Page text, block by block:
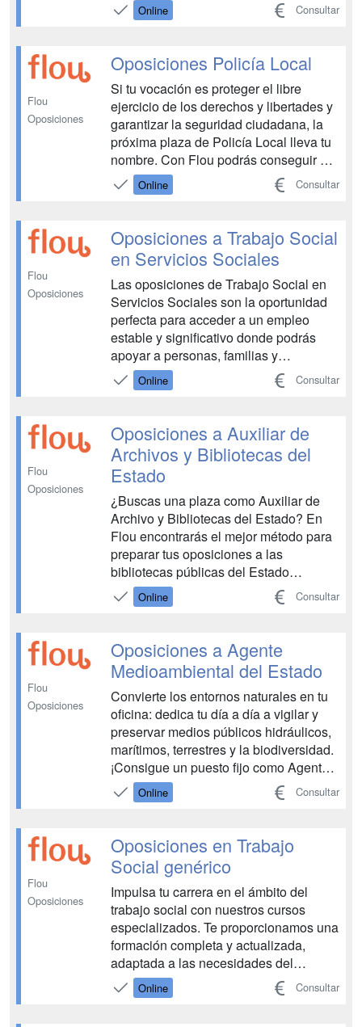
Online Consultar
Flou
Oposiciones
Oposiciones Policía Local
Si tu vocación es proteger el libre
ejercicio de los derechos y libertades y
garantizar la seguridad ciudadana, la
próxima plaza de Policía Local lleva tu
nombre. Con Flou podrás conseguir el
trabajo que buscas y disfrutar de por
vida de la estabilidad de un puesto en
Online Consultar
Flou
Oposiciones
Oposiciones a Trabajo Social
en Servicios Sociales
Las oposiciones de Trabajo Social en
Servicios Sociales son la oportunidad
perfecta para acceder a un empleo
estable y significativo donde podrás
apoyar a personas, familias y
comunidades en situación de
vulnerabilidad. ¡Prepárate ya con Flou y
Online Consultar
Flou
Oposiciones
Oposiciones a Auxiliar de
Archivos y Bibliotecas del
Estado
¿Buscas una plaza como Auxiliar de
Archivo y Bibliotecas del Estado? En
Flou encontrarás el mejor método para
preparar tus oposiciones a las
bibliotecas públicas del Estado
dependientes del Ministerio de Cultura.
...
Online Consultar
Flou
Oposiciones
Oposiciones a Agente
Medioambiental del Estado
Convierte los entornos naturales en tu
oficina: dedica tu día a día a vigilar y
preservar medios públicos hidráulicos,
marítimos, terrestres y la biodiversidad.
¡Consigue un puesto fijo como Agente
Medioambiental y protege lo más
valioso! ...
Online Consultar
Flou
Oposiciones
Oposiciones en Trabajo
Social genérico
Impulsa tu carrera en el ámbito del
trabajo social con nuestros cursos
especializados. Te proporcionamos una
formación completa y actualizada,
adaptada a las necesidades del
mercado laboral actual. Prepárate con
nosotros y marca la diferencia....
Online Consultar